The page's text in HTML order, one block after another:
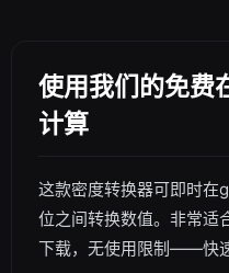
使用我们的免费
计算
这款密度转换器可即时在
位之间转换数值。非常适
下载，无使用限制——快